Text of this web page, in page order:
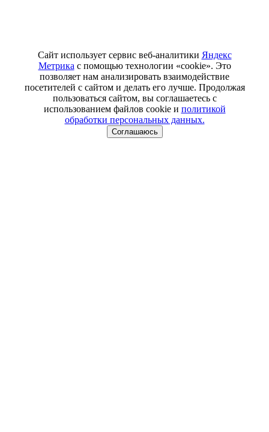
Сайт использует сервис веб-аналитики Яндекс
Метрика с помощью технологии «cookie». Это
позволяет нам анализировать взаимодействие
посетителей с сайтом и делать его лучше. Продолжая
пользоваться сайтом, вы соглашаетесь с
использованием файлов cookie и политикой
обработки персональных данных.
Соглашаюсь